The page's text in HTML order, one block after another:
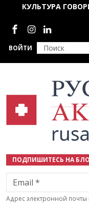
Перейти к основному
ВОЙТИ
КУЛЬТУРА
Социальные сети
ПОДПИШИТЕСЬ НА
Email
Адрес электронной почты